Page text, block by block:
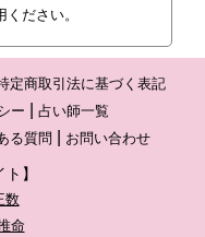
ださい。
定商取引法に基づく表記
ー
占い師一覧
る質問 お問い合わせ
】
数
命